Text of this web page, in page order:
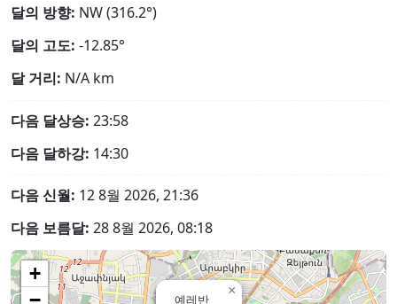
달의 방향: NW (316.2°)
달의 고도: -12.85°
달 거리: N/A km
다음 달상승: 23:58
다음 달하강: 14:30
다음 신월: 12 8월 2026, 21:36
다음 보름달: 28 8월 2026, 08:18
예레반
×
+